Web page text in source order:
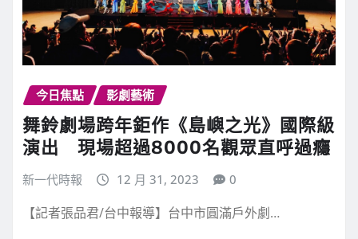
今日焦點 影劇藝術
舞鈴劇場跨年鉅作《島嶼之光》國際級
演出 現場超過8000名觀眾直呼過癮
新一代時報 12 月 31, 2023 0
【記者張品君/台中報導】台中市圓滿戶外劇…